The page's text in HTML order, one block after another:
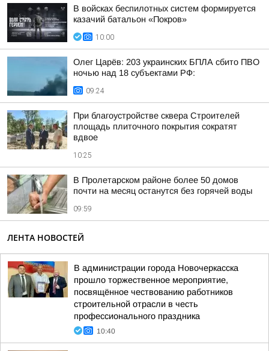
В войсках беспилотных систем формируется
казачий батальон «Покров»
10:00
Олег Царёв: 203 украинских БПЛА сбито ПВО
ночью над 18 субъектами РФ:
09:24
При благоустройстве сквера Строителей
площадь плиточного покрытия сократят
вдвое
10:25
В Пролетарском районе более 50 домов
почти на месяц останутся без горячей воды
09:59
ЛЕНТА НОВОСТЕЙ
В администрации города Новочеркасска
прошло торжественное мероприятие,
посвящённое чествованию работников
строительной отрасли в честь
профессионального праздника
10:40